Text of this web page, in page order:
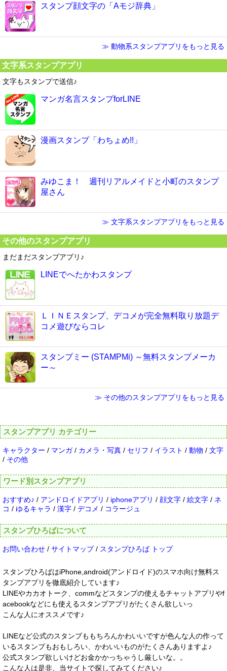
スタンプ顔文字の「Aモジ辞典」
≫ 動物系スタンプアプリをもっと見る
文字系スタンプアプリ
文字もスタンプで送信♪
マンガ名言スタンプforLINE
漫画スタンプ「わちょめ!!」
みゆこま！ 週刊リアルメイドと小町のスタンプ
屋さん
≫ 文字系スタンプアプリをもっと見る
その他のスタンプアプリ
まだまだスタンプアプリ♪
LINEでへたかわスタンプ
ＬＩＮＥスタンプ、デコメが完全無料取り放題デ
コメ遊びならコレ
スタンプミー (STAMPMi) ～無料スタンプメーカ
ー～
≫ その他のスタンプアプリをもっと見る
スタンプアプリ カテゴリー
キャラクター / マンガ/ カメラ・写真 / セリフ / イラスト / 動物 / 文字
/ その他
ワード別スタンプアプリ
おすすめ♪ / アンドロイドアプリ / iphoneアプリ / 顔文字 / 絵文字 / ネ
コ / ゆるキャラ / 漢字 / デコメ / コラージュ
スタンプひろばについて
お問い合わせ / サイトマップ/ スタンプひろば トップ
スタンプひろばはiPhone,android(アンドロイド)のスマホ向け無料ス
タンプアプリを徹底紹介しています♪
LINEやカカオトーク、commなどスタンプの使えるチャットアプリやf
acebookなどにも使えるスタンプアプリがたくさん欲しいっ
こんな人にオススメです♪
LINEなど公式のスタンプももちろんかわいいですが色んな人の作って
いるスタンプもおもしろい、かわいいものがたくさんありますよ♪
公式スタンプ欲しいけどお金かかっちゃうし厳しいな。。
こんな人は是非、当サイトで探してみてください♪